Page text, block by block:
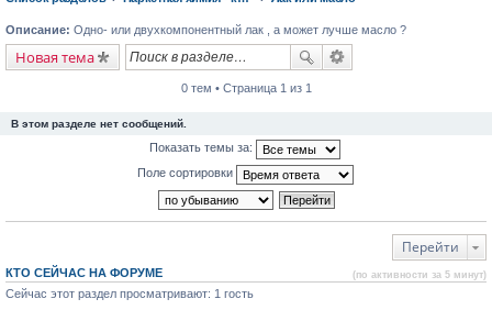
Описание: Одно- или двухкомпонентный лак , а может лучше масло ?
Новая тема
0 тем • Страница 1 из 1
В этом разделе нет сообщений.
Показать темы за:
Поле сортировки
Перейти
КТО СЕЙЧАС НА ФОРУМЕ (по активности за 5 минут)
Сейчас этот раздел просматривают: 1 гость